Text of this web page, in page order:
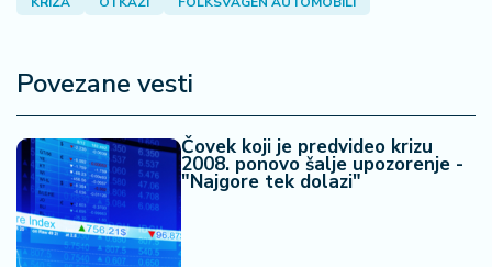
Povezane vesti
Čovek koji je predvideo krizu
2008. ponovo šalje upozorenje -
"Najgore tek dolazi"